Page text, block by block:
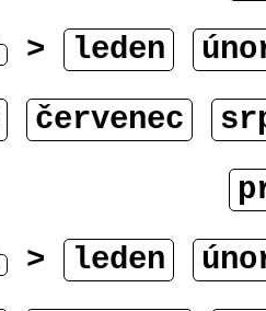
> leden
červenec
> leden